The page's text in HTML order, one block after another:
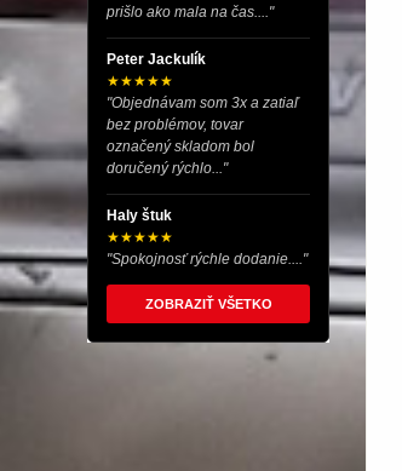
prišlo ako mala na čas...."
Peter Jackulík
★★★★★
"Objednávam som 3x a zatiaľ
bez problémov, tovar
označený skladom bol
doručený rýchlo..."
Haly štuk
★★★★★
"Spokojnosť rýchle dodanie...."
ZOBRAZIŤ VŠETKO